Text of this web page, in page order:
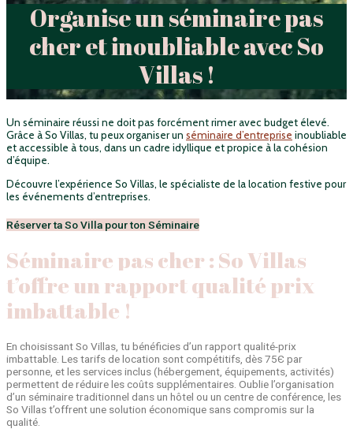
Organise un séminaire pas
cher et inoubliable avec So
Villas !
Un séminaire réussi ne doit pas forcément rimer avec budget élevé.
Grâce à So Villas, tu peux organiser un séminaire d’entreprise inoubliable
et accessible à tous, dans un cadre idyllique et propice à la cohésion
d’équipe.
Découvre l’expérience So Villas, le spécialiste de la location festive pour
les événements d’entreprises.
Réserver ta So Villa pour ton Séminaire
Séminaire pas cher : So Villas
t’offre un rapport qualité prix
imbattable !
En choisissant So Villas, tu bénéficies d’un rapport qualité-prix
imbattable. Les tarifs de location sont compétitifs, dès 75Є par
personne, et les services inclus (hébergement, équipements, activités)
permettent de réduire les coûts supplémentaires. Oublie l’organisation
d’un séminaire traditionnel dans un hôtel ou un centre de conférence, les
So Villas t’offrent une solution économique sans compromis sur la
qualité.